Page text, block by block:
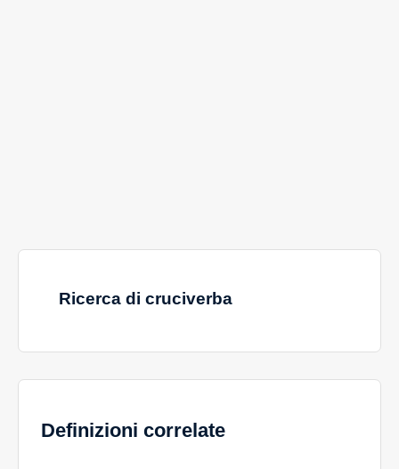
Ricerca di cruciverba
Definizioni correlate